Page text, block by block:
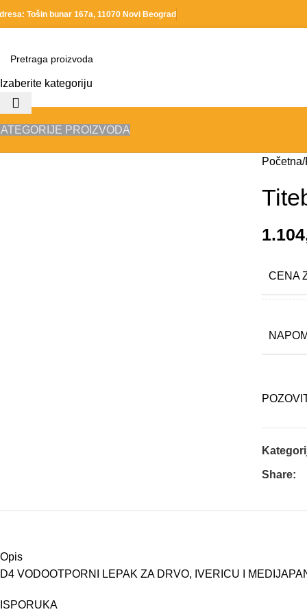
Tošin bunar 167a, 11070 Novi Beograd
Izaberite kategoriju
PROIZVODA
Početna
CENA
Share:
Opis
D4 VODOOTPORNI LEPAK ZA DRVO, IVERICU I
ISPORUKA